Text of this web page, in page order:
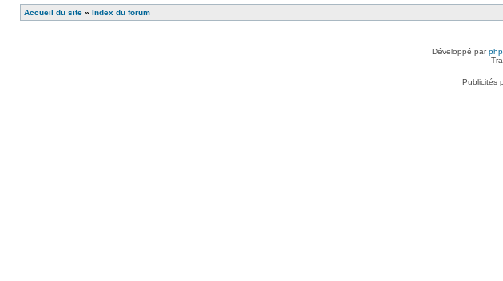
Accueil du site » Index du forum
Développé par
Publicités